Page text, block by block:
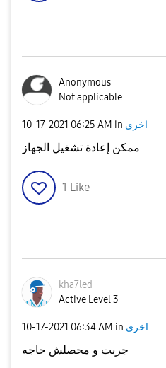
Anonymous
Not applicable
‎10-17-2021 06:25 AM in اخرى
ممكن إعادة تشغيل الجهاز
1 Like
kha7led
Active Level 3
‎10-17-2021 06:34 AM in اخرى
جربت و محصلش حاجه